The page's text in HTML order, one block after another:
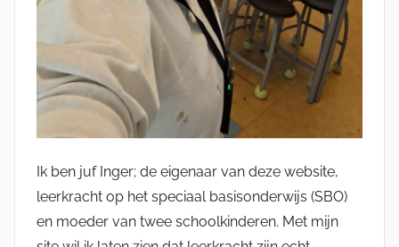
Ik ben juf Inger; de eigenaar van deze website,
leerkracht op het speciaal basisonderwijs (SBO)
en moeder van twee schoolkinderen. Met mijn